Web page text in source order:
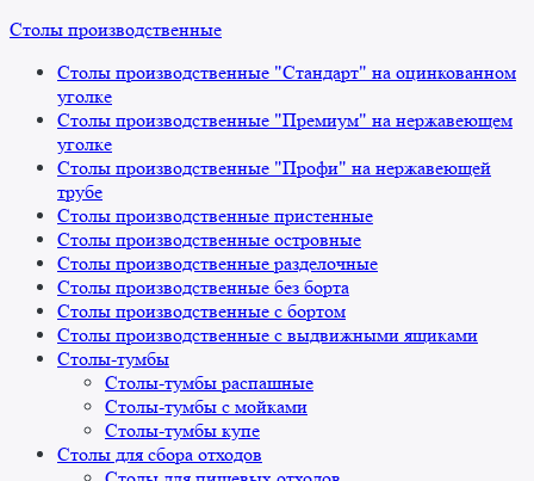
Столы производственные
Столы производственные "Стандарт" на оцинкованном
уголке
Столы производственные "Премиум" на нержавеющем
уголке
Столы производственные "Профи" на нержавеющей
трубе
Столы производственные пристенные
Столы производственные островные
Столы производственные разделочные
Столы производственные без борта
Столы производственные с бортом
Столы производственные с выдвижными ящиками
Столы-тумбы
Столы-тумбы распашные
Столы-тумбы с мойками
Столы-тумбы купе
Столы для сбора отходов